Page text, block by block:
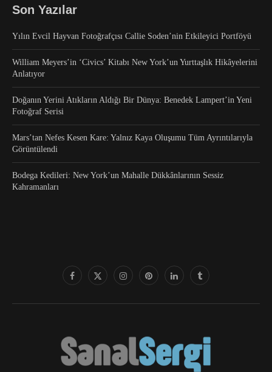
Son Yazılar
Yılın Evcil Hayvan Fotoğrafçısı Callie Soden’nin Etkileyici Portföyü
William Meyers’in ‘Civics’ Kitabı New York’un Yurttaşlık Hikâyelerini
Anlatıyor
Doğanın Yerini Atıkların Aldığı Bir Dünya: Benedek Lampert’in Yeni
Fotoğraf Serisi
Mars’tan Nefes Kesen Kare: Yalnız Kaya Oluşumu Tüm Ayrıntılarıyla
Görüntülendi
Bodega Kedileri: New York’un Mahalle Dükkânlarının Sessiz
Kahramanları